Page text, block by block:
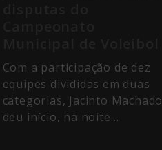
Com a participação de dez
equipes divididas em duas
categorias, Jacinto Machado
deu início, na noite…